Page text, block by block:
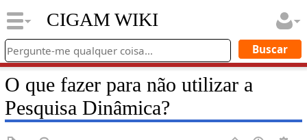
CIGAM WIKI
O que fazer para não utilizar a
Pesquisa Dinâmica?